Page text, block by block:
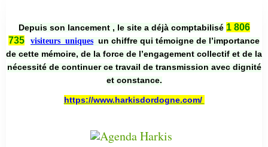
Depuis son lancement , le site a déjà comptabilisé 1 806
735
visiteurs uniques un chiffre qui témoigne de l’importance
de cette mémoire, de la force de l’engagement collectif et de la
nécessité de continuer ce travail de transmission avec dignité
et constance.
https://www.harkisdordogne.com/